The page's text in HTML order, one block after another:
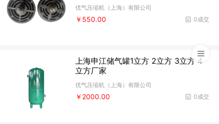
优气压缩机（上海）有限公司
0成交
￥550.00
上海申江储气罐1立方 2立方 3立方 4
立方厂家
优气压缩机（上海）有限公司
0成交
￥2000.00